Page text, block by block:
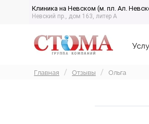
Клиника на Невском (м. пл. Ал.
Невский пр., дом 163, литер А
Главная Отзывы Ольга